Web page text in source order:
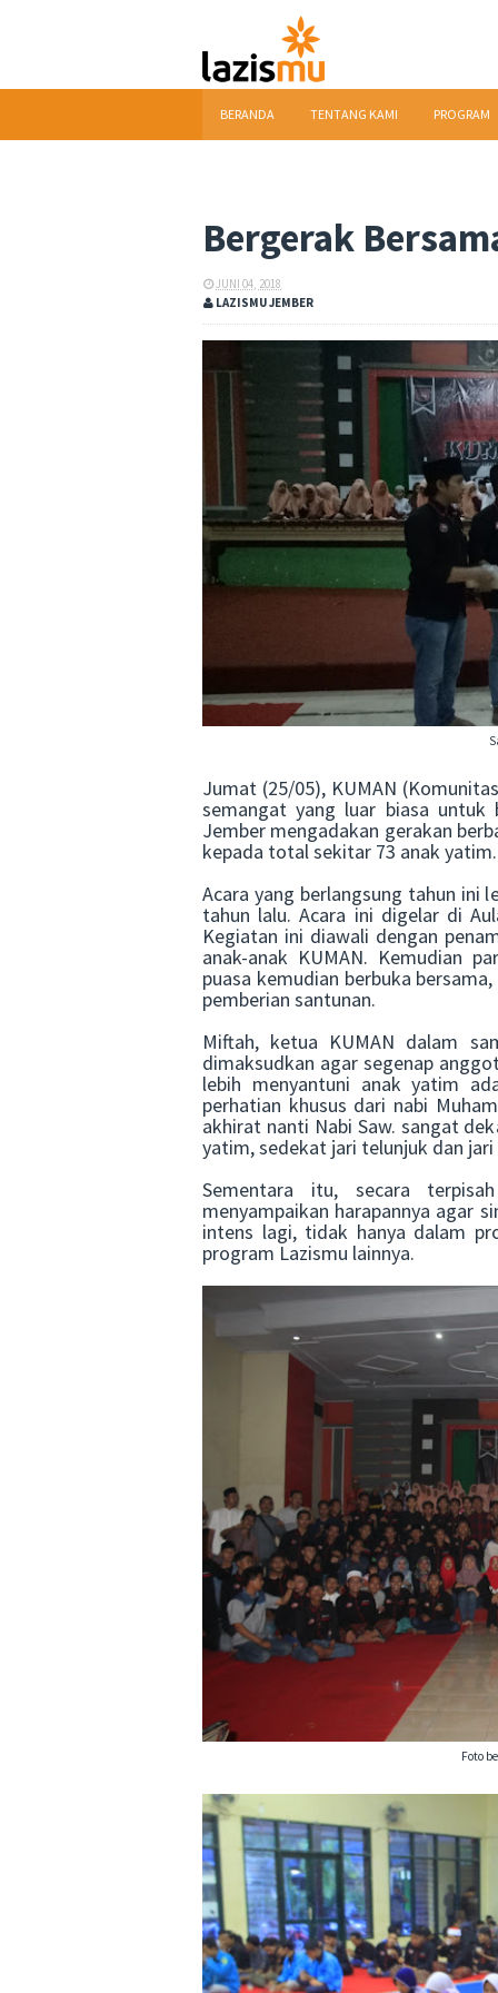
BERANDA TENTANG KAMI PROGRAM
Bergerak
JUNI 04, 2018
LAZISMU JEMBER
Jumat (25/05), KUMAN
semangat yang luar biasa untuk
Jember mengadakan gerakan
kepada total sekitar 73 anak
Acara yang berlangsung tahun ini
tahun lalu. Acara ini digelar di
Kegiatan ini diawali dengan
anak-anak KUMAN. Kemudian
puasa kemudian berbuka
pemberian santunan.
Miftah, ketua KUMAN dalam
dimaksudkan agar segenap
lebih menyantuni anak yatim
perhatian khusus dari nabi
akhirat nanti Nabi Saw. sangat
yatim, sedekat jari telunjuk dan jari
Sementara itu, secara
menyampaikan harapannya agar
intens lagi, tidak hanya dalam
program Lazismu lainnya.
Foto